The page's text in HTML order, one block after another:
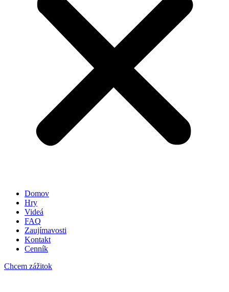
Domov
Hry
Videá
FAQ
Zaujímavosti
Kontakt
Cenník
Chcem zážitok